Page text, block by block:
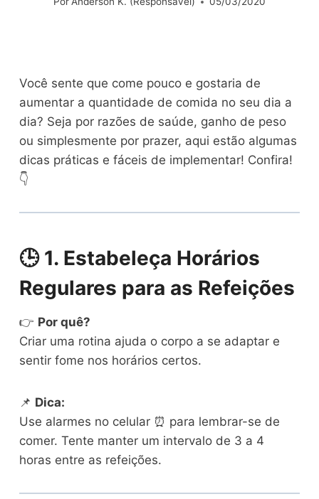
Você sente que come pouco e gostaria de
aumentar a quantidade de comida no seu dia a
dia? Seja por razões de saúde, ganho de peso
ou simplesmente por prazer, aqui estão algumas
dicas práticas e fáceis de implementar! Confira!
👇
🕒 1. Estabeleça Horários
Regulares para as Refeições
👉 Por quê?
Criar uma rotina ajuda o corpo a se adaptar e
sentir fome nos horários certos.
📌 Dica:
Use alarmes no celular ⏰ para lembrar-se de
comer. Tente manter um intervalo de 3 a 4
horas entre as refeições.